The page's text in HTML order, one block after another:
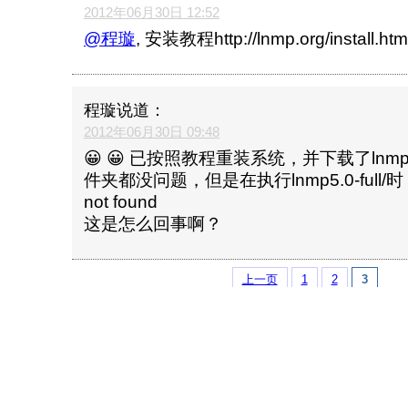
2012年06月30日 12:52
@程璇, 安装教程http://lnmp.org/
程璇说道：
2012年06月30日 09:48
😀 😀 已按照教程重装系统，并下载了
件夹都没问题，但是在执行lnmp5.0-full/
not found
这是怎么回事啊？
上一页 1 2 3